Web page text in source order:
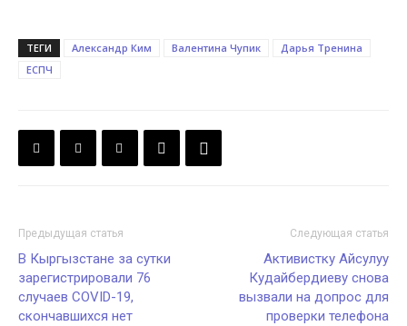
ТЕГИ Александр Ким Валентина Чупик
Дарья Тренина
ЕСПЧ
Предыдущая статья
В Кыргызстане за сутки
зарегистрировали 76
случаев COVID-19,
скончавшихся нет
Следующая статья
Активистку Айсулуу
Кудайбердиеву снова
вызвали на допрос для
проверки телефона